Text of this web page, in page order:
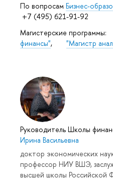
По вопросам Бизнес-
+7 (495) 621-91-92
Магистерские
финансы", "Магистр
Руководитель Школы
Ирина Васильевна
доктор экономических
профессор НИУ ВШЭ,
высшей школы Российской